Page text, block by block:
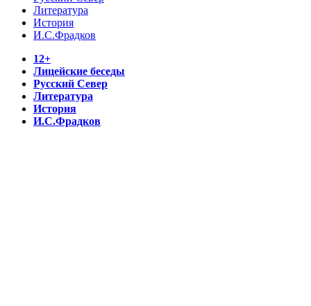
Литература
История
И.С.Фрадков
12+
Лицейские беседы
Русский Север
Литература
История
И.С.Фрадков